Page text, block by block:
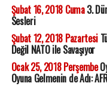
Şubat 16, 2018 Cuma3.
Sesleri
Şubat 12, 2018 Pazartesi
Değil NATO ile Savaşıyor
Ocak 25, 2018 Perşembe
Oyuna Gelmenin de Adı: